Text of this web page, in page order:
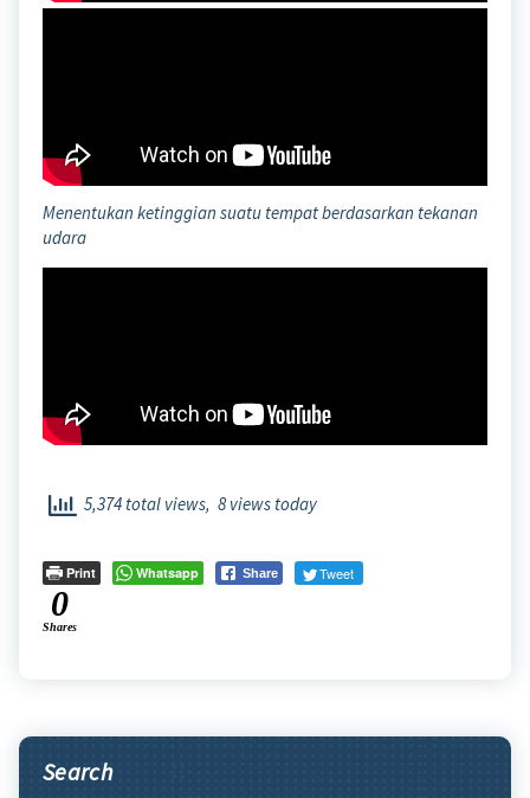
Menentukan ketinggian suatu tempat berdasarkan tekanan
udara
5,374 total views, 8 views today
Print Whatsapp Share Tweet
0
Shares
Search